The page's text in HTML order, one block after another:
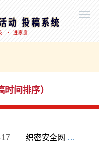
间排序）
织密安全网 “医”路守安康｜河口区应急局组织开展安全宣传“进机关”活动